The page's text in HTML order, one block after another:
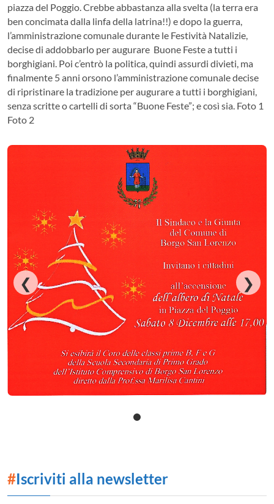
piazza del Poggio. Crebbe abbastanza alla svelta (la terra era
ben concimata dalla linfa della latrina!!) e dopo la guerra,
l’amministrazione comunale durante le Festività Natalizie,
decise di addobbarlo per augurare Buone Feste a tutti i
borghigiani. Poi c’entrò la politica, quindi assurdi divieti, ma
finalmente 5 anni orsono l’amministrazione comunale decise
di ripristinare la tradizione per augurare a tutti i borghigiani,
senza scritte o cartelli di sorta “Buone Feste”; e così sia. Foto 1
Foto 2
❮ ❯
#Iscriviti alla newsletter